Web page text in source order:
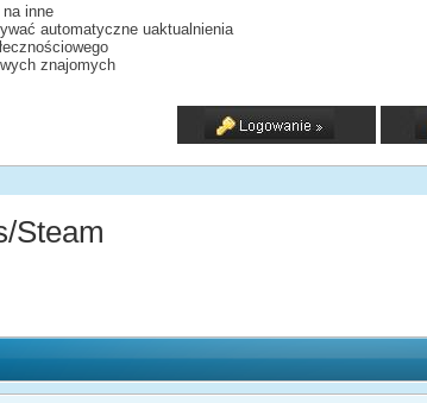
inne
automatyczne uaktualnienia
znajomych
Steam